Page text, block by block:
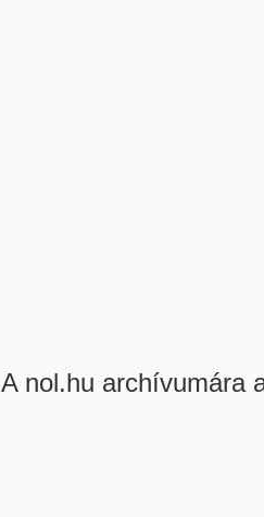
A nol.hu archívumára